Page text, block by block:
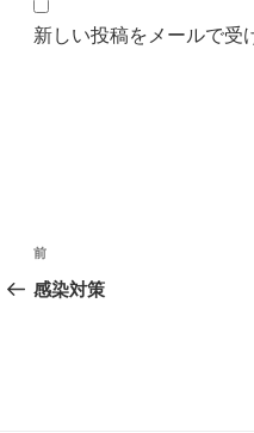
新しい投稿をメールで受
投
稿
前
の
前
感染対策